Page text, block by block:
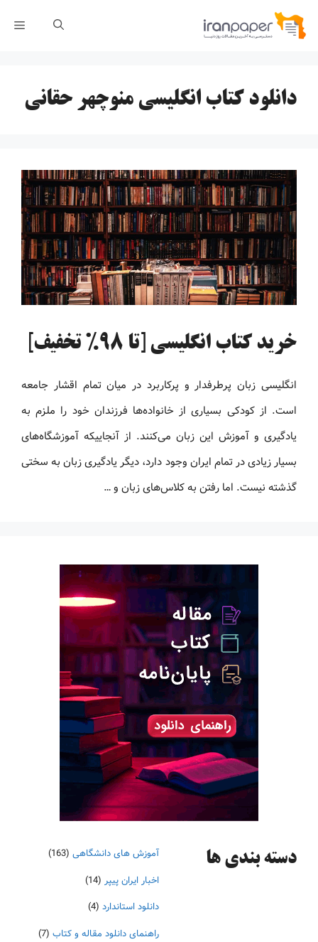
پرش
دانلود کتاب انگلیسی منوچهر حقانی
خرید کتاب انگلیسی [تا 98% تخفیف]
انگلیسی زبان پرطرفدار و پرکاربرد در میان تمام اقشار جامعه
است. از کودکی بسیاری از خانواده‌ها فرزندان خود را ملزم به
یادگیری و آموزش این زبان می‌کنند. از آنجاییکه آموزشگاه‌های
بسیار زیادی در تمام ایران وجود دارد، دیگر یادگیری زبان به سختی
گذشته نیست. اما رفتن به کلاس‌های زبان و …
دسته‌ بندی ها آموزش های دانشگاهی (163)
اخبار ایران پیپر (14)
دانلود استاندارد (4)
راهنمای دانلود مقاله و کتاب (7)